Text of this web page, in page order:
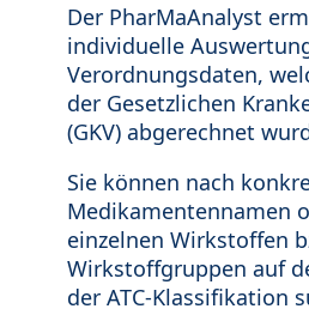
Der PharMaAnalyst
individuelle
Verordnungsdaten,
der Gesetzlichen
(GKV) abgerechnet
Sie können nach
Medikamentennamen
einzelnen Wirkstoffen
Wirkstoffgruppen auf
der ATC-Klassifikation